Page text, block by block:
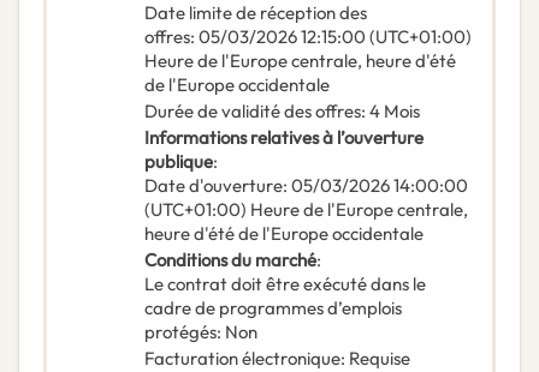
Date limite de réception des
offres: 05/03/202612:15:00 (UTC+01:00)
Heure de l'Europe centrale, heure d'été
de l'Europe occidentale
Durée de validité des offres: 4 Mois
Informations relatives à l’ouverture
publique:
Date d'ouverture: 05/03/202614:00:00
(UTC+01:00) Heure de l'Europe centrale,
heure d'été de l'Europe occidentale
Conditions du marché:
Le contrat doit être exécuté dans le
cadre de programmes d’emplois
protégés: Non
Facturation électronique: Requise